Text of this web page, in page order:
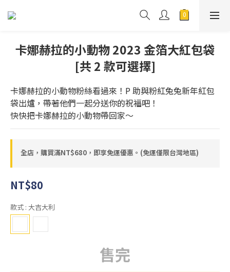
卡娜赫拉的小動物 2023 金箔大紅包袋
[共 2 款可選擇]
卡娜赫拉的小動物粉絲看過來！P 助與粉紅兔兔新年紅包
袋出爐，帶著他們一起分送你的祝福吧！
快快把卡娜赫拉的小動物帶回家～
全店，購買滿NT$680，即享免運優惠。(免運僅限台灣地區)
NT$80
款式 : 大吉大利
售完